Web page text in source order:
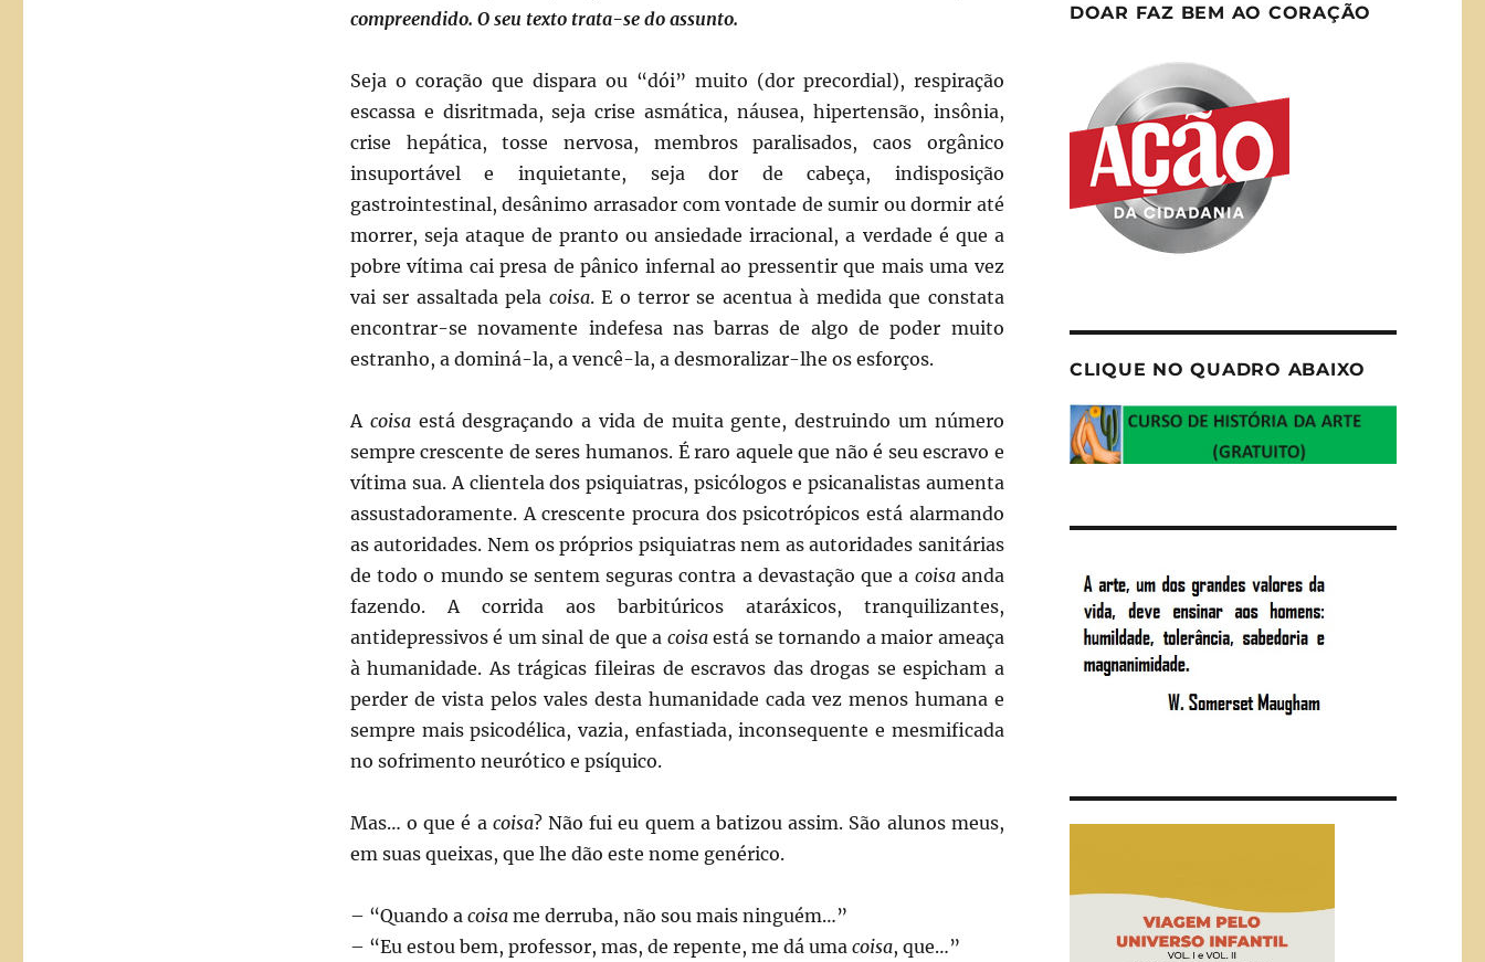
compreendido. O seu texto trata-se do assunto.
Seja o coração que dispara ou “dói” muito (dor precordial), respiração
escassa e disritmada, seja crise asmática, náusea, hipertensão, insônia,
crise hepática, tosse nervosa, membros paralisados, caos orgânico
insuportável e inquietante, seja dor de cabeça, indisposição
gastrointestinal, desânimo arrasador com vontade de sumir ou dormir até
morrer, seja ataque de pranto ou ansiedade irracional, a verdade é que a
pobre vítima cai presa de pânico infernal ao pressentir que mais uma vez
vai ser assaltada pela coisa. E o terror se acentua à medida que constata
encontrar-se novamente indefesa nas barras de algo de poder muito
estranho, a dominá-la, a vencê-la, a desmoralizar-lhe os esforços.
A coisaestá desgraçando a vida de muita gente, destruindo um número
sempre crescente de seres humanos. É raro aquele que não é seu escravo e
vítima sua. A clientela dos psiquiatras, psicólogos e psicanalistas aumenta
assustadoramente. A crescente procura dos psicotrópicos está alarmando
as autoridades. Nem os próprios psiquiatras nem as autoridades sanitárias
de todo o mundo se sentem seguras contra a devastação que a coisa anda
fazendo. A corrida aos barbitúricos ataráxicos, tranquilizantes,
antidepressivos é um sinal de que a coisaestá se tornando a maior ameaça
à humanidade. As trágicas fileiras de escravos das drogas se espicham a
perder de vista pelos vales desta humanidade cada vez menos humana e
sempre mais psicodélica, vazia, enfastiada, inconsequente e mesmificada
no sofrimento neurótico e psíquico.
Mas… o que é a coisa? Não fui eu quem a batizou assim. São alunos meus,
em suas queixas, que lhe dão este nome genérico.
– “Quando a coisame derruba, não sou mais ninguém…”
– “Eu estou bem, professor, mas, de repente, me dá uma coisa, que…”
DOAR FAZ BEM AO CORAÇÃO
CLIQUE NO QUADRO ABAIXO